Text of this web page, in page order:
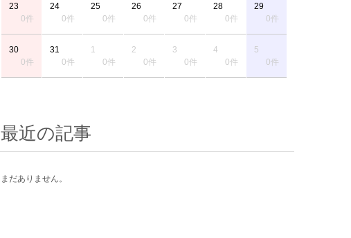
23
0件
24
0件
25
0件
26
0件
27
0件
28
0件
29
0件
30
0件
31
0件
1
0件
2
0件
3
0件
4
0件
5
0件
最近の記事
まだありません。